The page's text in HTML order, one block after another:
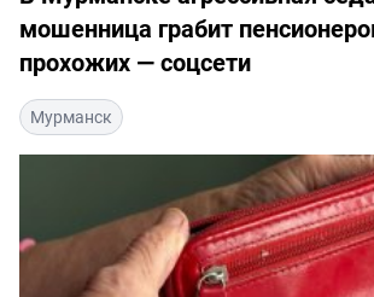
мошенница грабит
прохожих — соцсети
Мурманск